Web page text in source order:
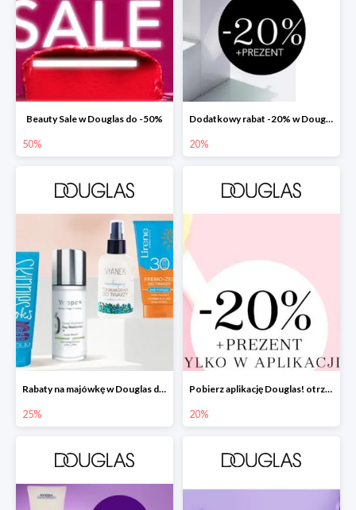
Beauty Sale w Douglas do -50%
50%
Dodatkowy rabat -20% w Douglas
20%
Rabaty na majówkę w Douglas do -25%
25%
Pobierz aplikację Douglas! otrzymasz zniżkę -20% + prezent
20%